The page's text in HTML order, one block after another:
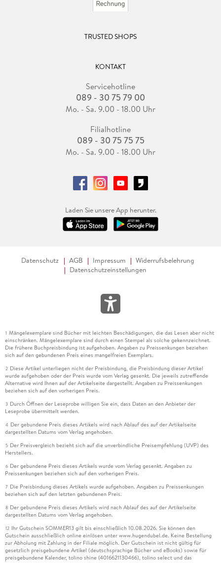
TRUSTED SHOPS
KONTAKT
Servicehotline
089 - 30 75 79 00
Mo. - Sa. 9.00 - 18.00 Uhr
Filialhotline
089 - 30 75 75 75
Mo. - Sa. 9.00 - 18.00 Uhr
Laden Sie unsere App herunter.
Datenschutz AGB Impressum
Widerrufsbelehrung
Datenschutzeinstellungen
1 Mängelexemplare sind Bücher mit leichten Beschädigungen, die das Lesen aber nicht
einschränken. Mängelexemplare sind durch einen Stempel als solche gekennzeichnet.
Die frühere Buchpreisbindung ist aufgehoben. Angaben zu Preissenkungen beziehen
sich auf den gebundenen Preis eines mangelfreien Exemplars.
2 Diese Artikel unterliegen nicht der Preisbindung, die Preisbindung dieser Artikel
wurde aufgehoben oder der Preis wurde vom Verlag gesenkt. Die jeweils zutreffende
Alternative wird Ihnen auf der Artikelseite dargestellt. Angaben zu Preissenkungen
beziehen sich auf den vorherigen Preis.
3 Durch Öffnen der Leseprobe willigen Sie ein, dass Daten an den Anbieter der
Leseprobe übermittelt werden.
4 Der gebundene Preis dieses Artikels wird nach Ablauf des auf der Artikelseite
dargestellten Datums vom Verlag angehoben.
5 Der Preisvergleich bezieht sich auf die unverbindliche Preisempfehlung (UVP) des
Herstellers.
6 Der gebundene Preis dieses Artikels wurde vom Verlag gesenkt. Angaben zu
Preissenkungen beziehen sich auf den vorherigen Preis.
7 Die Preisbindung dieses Artikels wurde aufgehoben. Angaben zu Preissenkungen
beziehen sich auf den letzten gebundenen Preis.
8 Der gebundene Preis dieses Artikels wird nach Ablauf des auf der Artikelseite
dargestellten Datums vom Verlag angehoben.
12 Ihr Gutschein SOMMER13 gilt bis einschließlich 10.08.2026. Sie können den
Gutschein ausschließlich online einlösen unter www.hugendubel.de. Keine Bestellung
zur Abholung mit Zahlung in der Filiale möglich. Der Gutschein ist nicht gültig für
gesetzlich preisgebundene Artikel (deutschsprachige Bücher und eBooks) sowie für
preisgebundene Kalender, tolino shine (4016621130466), tolino select und das